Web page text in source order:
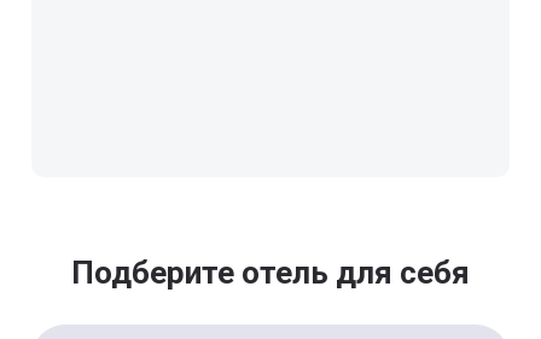
Подберите отель для себя